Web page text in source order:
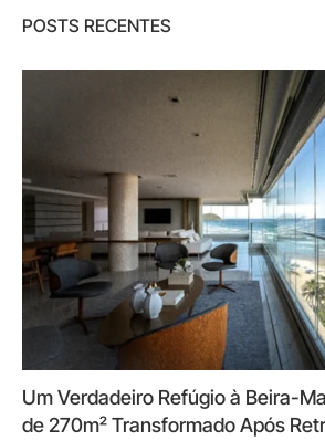
POSTS RECENTES
Um Verdadeiro Refúgio à Beira-
de 270m² Transformado Após